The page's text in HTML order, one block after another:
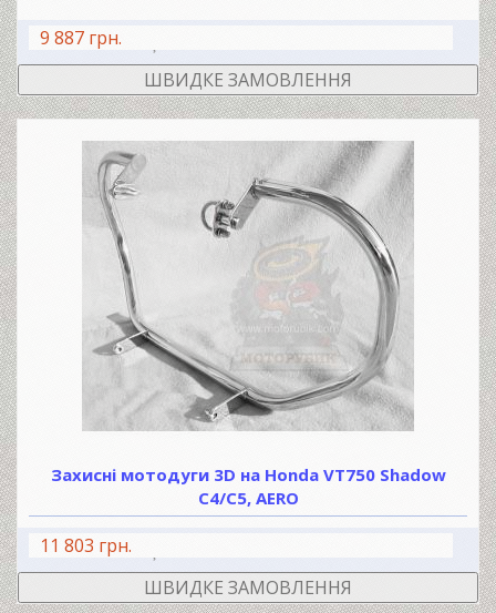
9 887 грн.
ШВИДКЕ ЗАМОВЛЕННЯ
Захисні мотодуги 3D на Honda VT750 Shadow
C4/C5, AERO
11 803 грн.
ШВИДКЕ ЗАМОВЛЕННЯ